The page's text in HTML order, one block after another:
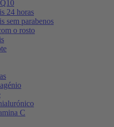
24 horas
sem parabenos
o rosto
C